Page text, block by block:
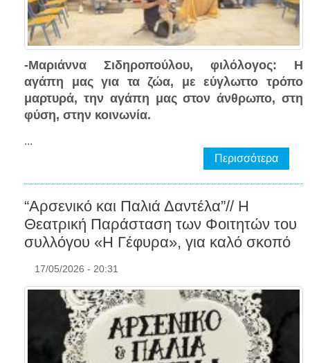
-Μαριάννα Σιδηροπούλου, φιλόλογος: Η
αγάπη μας για τα ζώα, με εύγλωττο τρόπο
μαρτυρά, την αγάπη μας στον άνθρωπο, στη
φύση, στην κοινωνία.
...
Περισσότερα
“Αρσενικό και Παλιά Δαντέλα”// Η
Θεατρική Παράσταση των Φοιτητών του
συλλόγου «Η Γέφυρα», για καλό σκοπό
17/05/2026 - 20:31